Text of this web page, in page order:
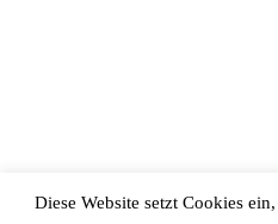
Diese Website setzt Cookies